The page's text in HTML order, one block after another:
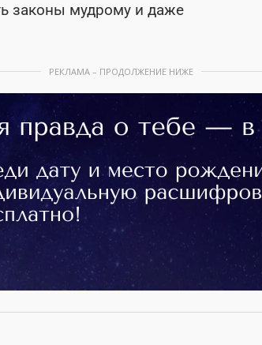
законы мудрому и даже
РЕКЛАМА – ПРОДОЛЖЕНИЕ НИЖЕ